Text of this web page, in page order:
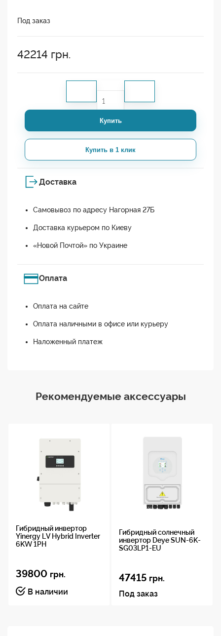
Под заказ
42214 грн.
Купить
Купить в 1 клик
Доставка
Самовывоз по адресу Нагорная 27Б
Доставка курьером по Киеву
«Новой Почтой» по Украине
Оплата
Оплата на сайте
Оплата наличными в офисе или курьеру
Наложенный платеж
Рекомендуемые аксессуары
Гибридный инвертор
Yinergy LV Hybrid Inverter
6KW 1PH
39800 грн.
В наличии
Гибридный солнечный
инвертор Deye SUN-6K-
SG03LP1-EU
47415 грн.
Под заказ